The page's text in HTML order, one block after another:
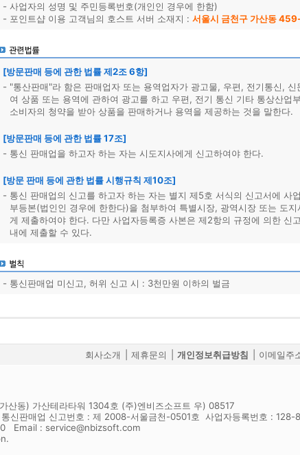
- 사업자의 성명 및 주민등록번호(개인인 경우에 한함)
- 포인트샵 이용 고객님의 호스트 서버 소재지 : 서울시 금천구 가산동
[방문판매 등에 관한 법률 제2조 6항]
- "통산판매"라 함은 판매업자 또는 용역업자가 광고물, 우편, 전기통신,
여 상품 또는 용역에 관하여 광고를 하고 우편, 전기 통신 기타 통상산업
소비자의 청약을 받아 상품을 판매하거나 용역을 제공하는 것을 말한다.
[방문판매 등에 관한 법률 17조]
- 통신 판매업을 하고자 하는 자는 시도지사에게 신고하여야 한다.
[방문 판매 등에 관한 법률 시행규칙 제10조]
- 통신 판매업의 신고를 하고자 하는 자는 별지 제5호 서식의 신고서에 사
부등본(법인인 경우에 한한다)을 첨부하여 특별시장, 광역시장 또는 도
게 제출하여야 한다. 다만 사업자등록증 사본은 제2항의 규정에 의한 신
내에 제출할 수 있다.
- 통신판매업 미신고, 허위 신고 시 : 3천만원 이하의 벌금
회사소개 제휴문의 개인정보취급방침 이메일주
산동) 가산테라타워 1304호 (주)엔비즈소프트 우) 08517
신판매업 신고번호 : 제 2008-서울금천-0501호 사업자등록번호 : 128-
Email : service@nbizsoft.com